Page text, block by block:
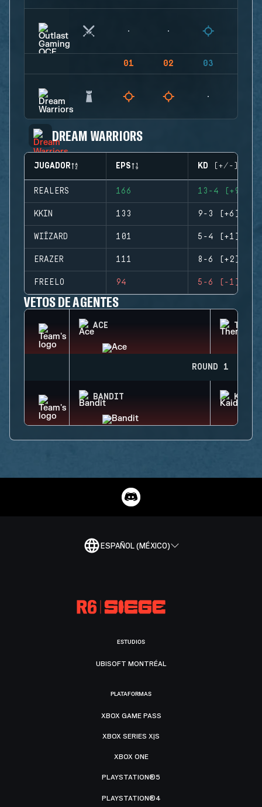
01 02 03
DREAM WARRIORS
JUGADOR EPS KD (+/-)
REALERS 166 13-4 (+9)
KKIN 133 9-3 (+6)
WIÍZARD 101 5-4 (+1)
ERAZER 111 8-6 (+2)
FREELO 94 5-6 (-1)
VETOS DE AGENTES
ACE
ROUND 1
BANDIT KAID
ESPAÑOL (MÉXICO)
ESTUDIOS
UBISOFT MONTRÉAL
PLATAFORMAS
XBOX GAME PASS
XBOX SERIES X|S
XBOX ONE
PLAYSTATION®5
PLAYSTATION®4